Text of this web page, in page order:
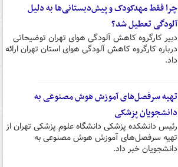
چرا فقط مهدکودک‌ و پیش‌دبستانی‌ها به دلیل
آلودگی تعطیل شد؟
دبیر کارگروه کاهش آلودگی هوای تهران توضیحاتی
درباره کارگروه کاهش آلودگی هوای استان تهران ارائه
داد.
تهیه سرفصل‌های آموزش هوش مصنوعی به
دانشجویان پزشکی
رئیس دانشکده پزشکی دانشگاه علوم پزشکی تهران از
تهیه سرفصل‌های آموزش هوش مصنوعی به
دانشجویان خبر داد.